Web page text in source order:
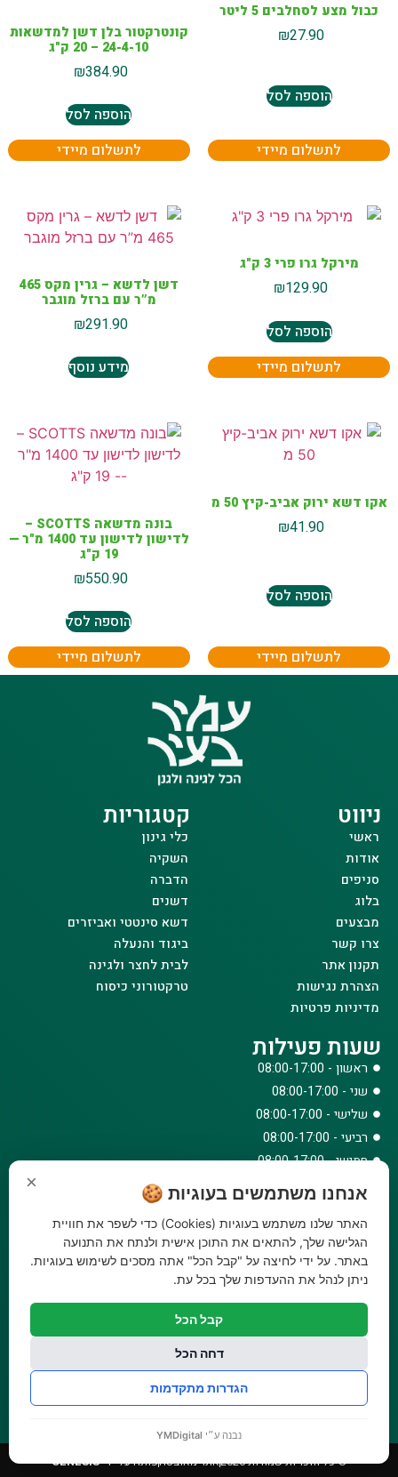
כבול מצע לסחלבים 5 ליטר
₪27.90
הוספה לסל
לתשלום מיידי
קונטרקטור בלן דשן למדשאות
24-4-10 – 20 ק"ג
₪384.90
הוספה לסל
לתשלום מיידי
מירקל גרו פרי 3 ק"ג
₪129.90
הוספה לסל
לתשלום מיידי
דשן לדשא – גרין מקס 465
מ”ר עם ברזל מוגבר
₪291.90
מידע נוסף
אקו דשא ירוק אביב-קיץ 50 מ
₪41.90
הוספה לסל
לתשלום מיידי
בונה מדשאה SCOTTS –
לדישון לדישון עד 1400 מ"ר —
19 ק"ג
₪550.90
הוספה לסל
לתשלום מיידי
ניווט
ראשי
אודות
סניפים
בלוג
מבצעים
צרו קשר
תקנון אתר
הצהרת נגישות
מדיניות פרטיות
קטגוריות
כלי גינון
השקיה
הדברה
דשנים
דשא סינטטי ואביזרים
ביגוד והנעלה
לבית לחצר ולגינה
טרקטורוני כיסוח
שעות פעילות
ראשון - 08:00-17:00
שני - 08:00-17:00
שלישי - 08:00-17:00
רביעי - 08:00-17:00
חמישי - 08:00-17:00
צרו קשר
073-779-6243
וואטסאפ
amirbair@amir-agricul.co.il
אזורי חלוקה:כל הארץ
משלוחים:
עלות משלוח עד הבית 29.90 ₪, משלוח חינם בקניה מעל
© כל הזכויות שמורות 2026 אתר מאובטחפותח על ידיGENESIS
× אנחנו משתמשים בעוגיות 🍪
האתר שלנו משתמש בעוגיות (Cookies) כדי לשפר את חוויית
הגלישה שלך, להתאים את התוכן אישית ולנתח את התנועה
באתר. על ידי לחיצה על "קבל הכל" אתה מסכים לשימוש בעוגיות.
ניתן לנהל את ההעדפות שלך בכל עת.
קבל הכל
דחה הכל
הגדרות מתקדמות
נבנה ע״י YMDigital